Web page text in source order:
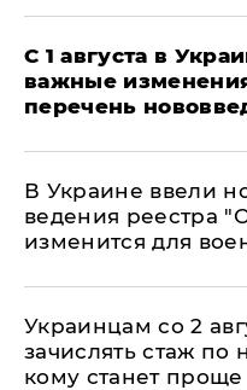
С 1 августа в
важные
перечень
В Украине ввели
ведения реестра
изменится для
Украинцам со 2
зачислять стаж
кому станет